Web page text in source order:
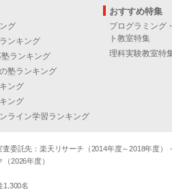
グ
ンキング
ランキング
塾ランキング
ング
ング
ライン学習ランキング
おすすめ特集
プログラミング
ト教室特集
理科実験教室特
託先：楽天リサーチ（2014年度～2018年度）
2026年度）
名